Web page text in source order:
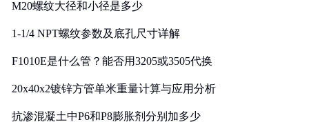
M20螺纹大径和小径是多少
1-1/4 NPT螺纹参数及底孔尺寸详解
F1010E是什么管？能否用3205或3505代换
20x40x2镀锌方管单米重量计算与应用分析
抗渗混凝土中P6和P8膨胀剂分别加多少